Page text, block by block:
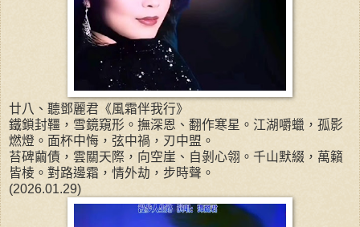
廿八、聽鄧麗君《風霜伴我行》
鐵鎖封韁，雪鏡窺形。撫深恩、翻作寒星。江湖嚼蠟，孤影
燃燈。面杯中悔，弦中禍，刃中盟。
苔碑繭債，雲關天際，向空崖、自剝心翎。千山默綴，萬籟
皆棱。對路邊霜，情外劫，步時聲。
(2026.01.29)